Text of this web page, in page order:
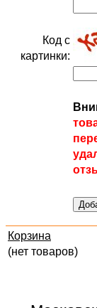
Код с
картинки:
Корзина
(нет товаров)